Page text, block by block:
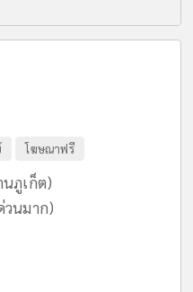
โฆษณาฟรี
ภูเก็ต)
วนมาก)